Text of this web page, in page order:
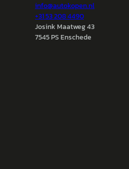
info@autokopen.nl
+31 53 208 4490
Josink Maatweg 43
7545 PS Enschede